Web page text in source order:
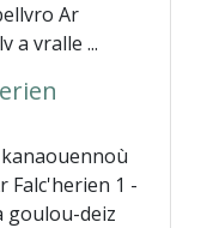
Ar
a vralle ...
Falc'herien 1 -
goulou-deiz